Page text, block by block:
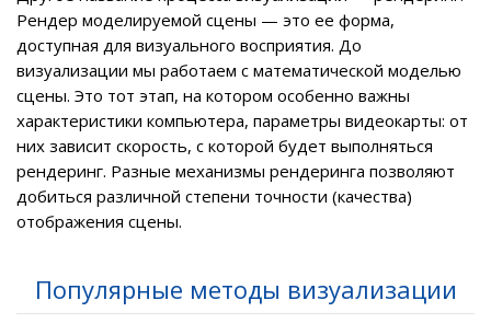
Рендер моделируемой сцены — это ее форма,
доступная для визуального восприятия. До
визуализации мы работаем с математической моделью
сцены. Это тот этап, на котором особенно важны
характеристики компьютера, параметры видеокарты: от
них зависит скорость, с которой будет выполняться
рендеринг. Разные механизмы рендеринга позволяют
добиться различной степени точности (качества)
отображения сцены.
Популярные методы визуализации